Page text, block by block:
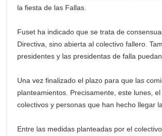
la fiesta de las Fallas.
Fuset ha indicado que se trata de
Directiva, sino abierta al colectivo fallero.
presidentes y las presidentas de falla
Una vez finalizado el plazo para que las
planteamientos. Precisamente, este lunes,
colectivos y personas que han hecho llegar
Entre las medidas planteadas por el